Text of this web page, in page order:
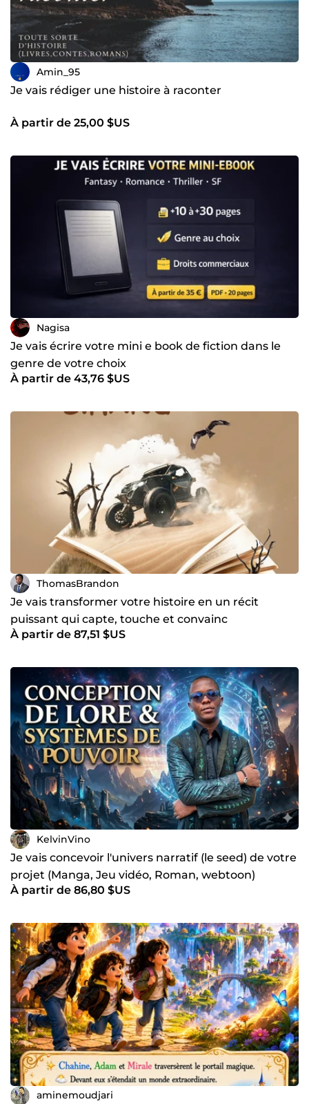
Amin_95
Je vais rédiger une histoire à raconter
À partir de 25,00 $US
Nagisa
Je vais écrire votre mini e book de fiction dans le
genre de votre choix
À partir de 43,76 $US
ThomasBrandon
Je vais transformer votre histoire en un récit
puissant qui capte, touche et convainc
À partir de 87,51 $US
KelvinVino
Je vais concevoir l'univers narratif (le seed) de votre
projet (Manga, Jeu vidéo, Roman, webtoon)
À partir de 86,80 $US
aminemoudjari